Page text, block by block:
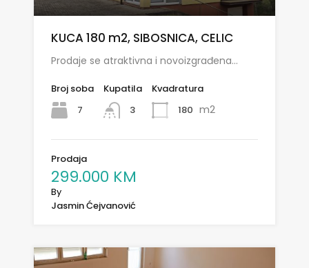
KUCA 180 m2, SIBOSNICA, CELIC
Prodaje se atraktivna i novoizgrađena…
Broj soba
7
Kupatila
3
Kvadratura
180 m2
Prodaja
299.000 KM
By
Jasmin Ćejvanović